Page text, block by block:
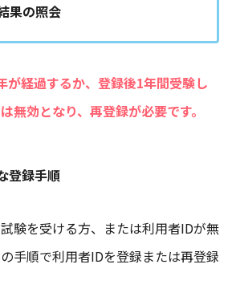
果の照会
が経過するか、登録後1年間受験し
無効となり、再登録が必要です。
登録手順
験を受ける方、または利用者IDが無
手順で利用者IDを登録または再登録